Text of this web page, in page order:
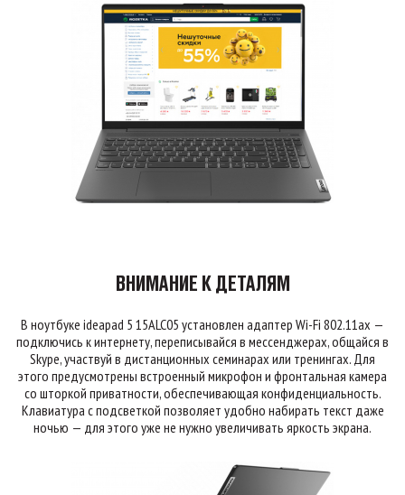
ВНИМАНИЕ К ДЕТАЛЯМ
В ноутбуке ideapad 5 15ALC05 установлен адаптер Wi-Fi 802.11ax —
подключись к интернету, переписывайся в мессенджерах, общайся в
Skype, участвуй в дистанционных семинарах или тренингах. Для
этого предусмотрены встроенный микрофон и фронтальная камера
со шторкой приватности, обеспечивающая конфиденциальность.
Клавиатура с подсветкой позволяет удобно набирать текст даже
ночью — для этого уже не нужно увеличивать яркость экрана.